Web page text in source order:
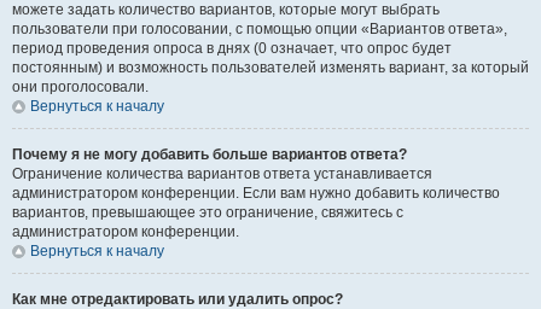
можете задать количество вариантов, которые могут выбрать
пользователи при голосовании, с помощью опции «Вариантов ответа»,
период проведения опроса в днях (0 означает, что опрос будет
постоянным) и возможность пользователей изменять вариант, за который
они проголосовали.
Вернуться к началу
Почему я не могу добавить больше вариантов ответа?
Ограничение количества вариантов ответа устанавливается
администратором конференции. Если вам нужно добавить количество
вариантов, превышающее это ограничение, свяжитесь с
администратором конференции.
Вернуться к началу
Как мне отредактировать или удалить опрос?